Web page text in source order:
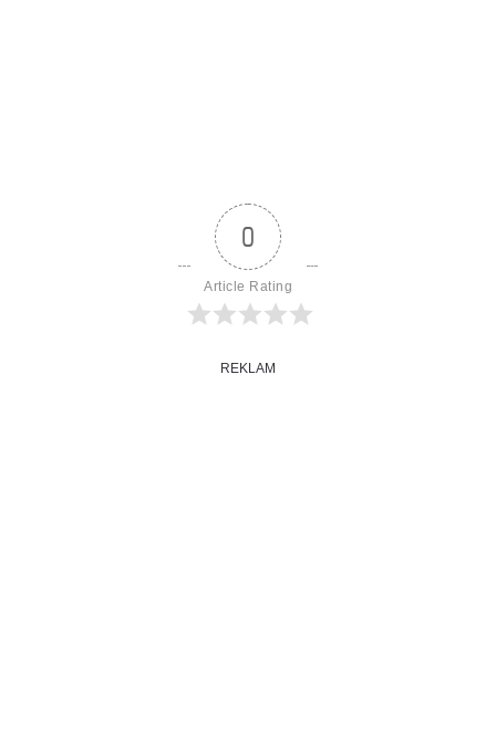
0
Article Rating
REKLAM